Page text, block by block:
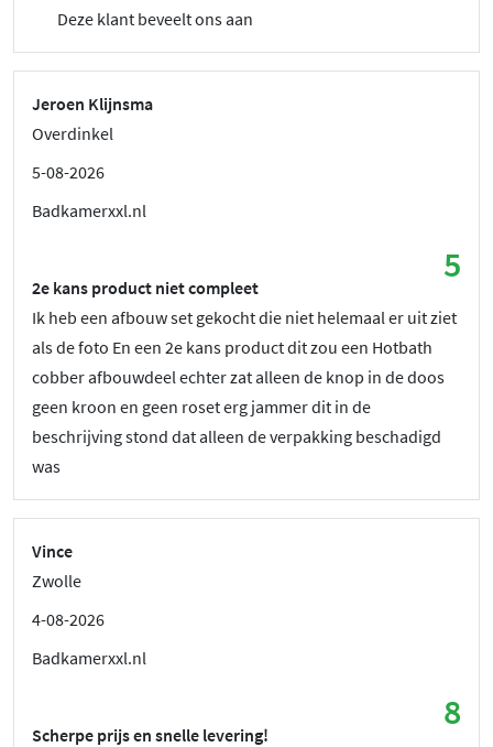
Deze klant beveelt ons aan
Jeroen Klijnsma
Overdinkel
5-08-2026
Badkamerxxl.nl
5
2e kans product niet compleet
Ik heb een afbouw set gekocht die niet helemaal er uit ziet
als de foto En een 2e kans product dit zou een Hotbath
cobber afbouwdeel echter zat alleen de knop in de doos
geen kroon en geen roset erg jammer dit in de
beschrijving stond dat alleen de verpakking beschadigd
was
Vince
Zwolle
4-08-2026
Badkamerxxl.nl
8
Scherpe prijs en snelle levering!